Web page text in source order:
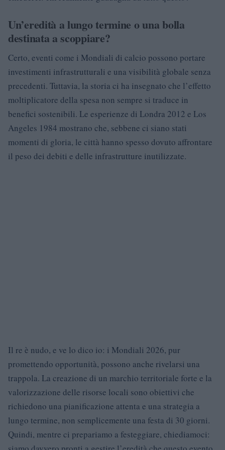
Un’eredità a lungo termine o una bolla
destinata a scoppiare?
Certo, eventi come i Mondiali di calcio possono portare
investimenti infrastrutturali e una visibilità globale senza
precedenti. Tuttavia, la storia ci ha insegnato che l’effetto
moltiplicatore della spesa non sempre si traduce in
benefici sostenibili. Le esperienze di Londra 2012 e Los
Angeles 1984 mostrano che, sebbene ci siano stati
momenti di gloria, le città hanno spesso dovuto affrontare
il peso dei debiti e delle infrastrutture inutilizzate.
Il re è nudo, e ve lo dico io: i Mondiali 2026, pur
promettendo opportunità, possono anche rivelarsi una
trappola. La creazione di un marchio territoriale forte e la
valorizzazione delle risorse locali sono obiettivi che
richiedono una pianificazione attenta e una strategia a
lungo termine, non semplicemente una festa di 30 giorni.
Quindi, mentre ci prepariamo a festeggiare, chiediamoci: